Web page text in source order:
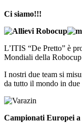
Ci siamo!!!
L’ITIS “De Pretto” è
Mondiali della
I nostri due team si
da tutto il mondo in
Campionati Europei